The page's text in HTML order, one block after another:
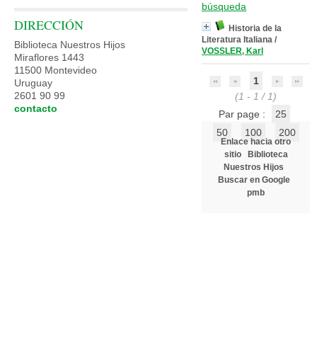
búsqueda
Historia de la
Literatura Italiana /
VOSSLER, Karl
1
(1 - 1 / 1)
Par page :
25
50
100 200
Enlace hacia otro
sitio
Biblioteca
Nuestros Hijos
Buscar en Google
pmb
DIRECCIÓN
Biblioteca Nuestros Hijos
Miraflores 1443
11500 Montevideo
Uruguay
2601 90 99
contacto